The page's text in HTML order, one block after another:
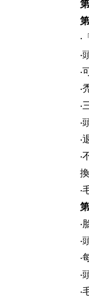
‧
‧
‧
‧
‧
‧
‧
‧
換
‧
‧
‧
‧
‧
‧